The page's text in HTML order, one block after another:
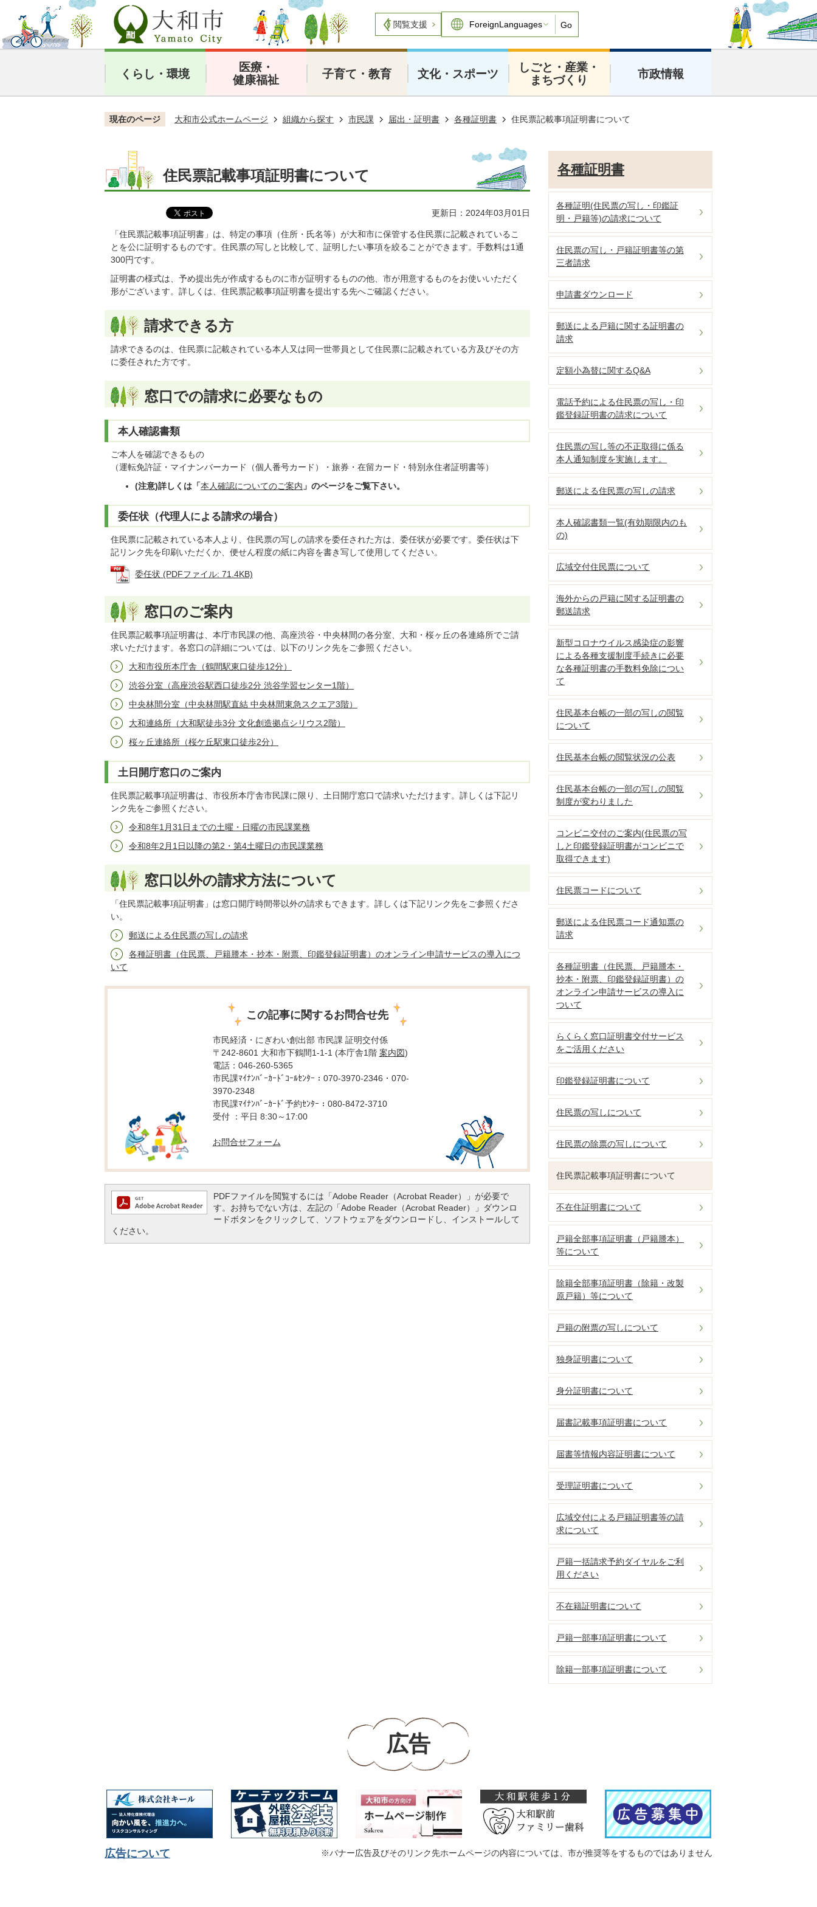
閲覧支援 Go
くらし・環境
医療・
健康福祉
子育て・教育 文化・スポーツ
しごと・産業・
まちづくり
市政情報
現在のページ 大和市公式ホームページ 組織から探す 市民課 届出・証明書 各種証明書 住民票記載事項証明書について
住民票記載事項証明書について
更新日：2024年03月01日
「住民票記載事項証明書」は、特定の事項（住所・氏名等）が大和市に保管する住民票に記載されているこ
とを公に証明するものです。住民票の写しと比較して、証明したい事項を絞ることができます。手数料は1通
300円です。
証明書の様式は、予め提出先が作成するものに市が証明するものの他、市が用意するものをお使いいただく
形がございます。詳しくは、住民票記載事項証明書を提出する先へご確認ください。
請求できる方
請求できるのは、住民票に記載されている本人又は同一世帯員として住民票に記載されている方及びその方
に委任された方です。
窓口での請求に必要なもの
本人確認書類
ご本人を確認できるもの
（運転免許証・マイナンバーカード（個人番号カード）・旅券・在留カード・特別永住者証明書等）
(注意)詳しくは「本人確認についてのご案内 」のページをご覧下さい。
委任状（代理人による請求の場合）
住民票に記載されている本人より、住民票の写しの請求を委任された方は、委任状が必要です。委任状は下
記リンク先を印刷いただくか、便せん程度の紙に内容を書き写して使用してください。
委任状 (PDFファイル: 71.4KB)
窓口のご案内
住民票記載事項証明書は、本庁市民課の他、高座渋谷・中央林間の各分室、大和・桜ヶ丘の各連絡所でご請
求いただけます。各窓口の詳細については、以下のリンク先をご参照ください。
大和市役所本庁舎（鶴間駅東口徒歩12分）
渋谷分室（高座渋谷駅西口徒歩2分 渋谷学習センター1階）
中央林間分室（中央林間駅直結 中央林間東急スクエア3階）
大和連絡所（大和駅徒歩3分 文化創造拠点シリウス2階）
桜ヶ丘連絡所（桜ケ丘駅東口徒歩2分）
土日開庁窓口のご案内
住民票記載事項証明書は、市役所本庁舎市民課に限り、土日開庁窓口で請求いただけます。詳しくは下記リ
ンク先をご参照ください。
令和8年1月31日までの土曜・日曜の市民課業務
令和8年2月1日以降の第2・第4土曜日の市民課業務
窓口以外の請求方法について
「住民票記載事項証明書」は窓口開庁時間帯以外の請求もできます。詳しくは下記リンク先をご参照くださ
い。
郵送による住民票の写しの請求
各種証明書（住民票、戸籍謄本・抄本・附票、印鑑登録証明書）のオンライン申請サービスの導入につ
いて
この記事に関するお問合せ先
市民経済・にぎわい創出部 市民課 証明交付係
〒242-8601 大和市下鶴間1-1-1 (本庁舎1階 案内図)
電話：046-260-5365
市民課ﾏｲﾅﾝﾊﾞｰｶｰﾄﾞｺｰﾙｾﾝﾀｰ：070-3970-2346・070-
3970-2348
市民課ﾏｲﾅﾝﾊﾞｰｶｰﾄﾞ予約ｾﾝﾀｰ：080-8472-3710
受付 ：平日 8:30～17:00
お問合せフォーム
PDFファイルを閲覧するには「Adobe Reader（Acrobat Reader）」が必要で
す。お持ちでない方は、左記の「Adobe Reader（Acrobat Reader）」ダウンロ
ードボタンをクリックして、ソフトウェアをダウンロードし、インストールして
ください。
各種証明書
各種証明(住民票の写し・印鑑証
明・戸籍等)の請求について
住民票の写し・戸籍証明書等の第
三者請求
申請書ダウンロード
郵送による戸籍に関する証明書の
請求
定額小為替に関するQ&A
電話予約による住民票の写し・印
鑑登録証明書の請求について
住民票の写し等の不正取得に係る
本人通知制度を実施します。
郵送による住民票の写しの請求
本人確認書類一覧(有効期限内のも
の)
広域交付住民票について
海外からの戸籍に関する証明書の
郵送請求
新型コロナウイルス感染症の影響
による各種支援制度手続きに必要
な各種証明書の手数料免除につい
て
住民基本台帳の一部の写しの閲覧
について
住民基本台帳の閲覧状況の公表
住民基本台帳の一部の写しの閲覧
制度が変わりました
コンビニ交付のご案内(住民票の写
しと印鑑登録証明書がコンビニで
取得できます)
住民票コードについて
郵送による住民票コード通知票の
請求
各種証明書（住民票、戸籍謄本・
抄本・附票、印鑑登録証明書）の
オンライン申請サービスの導入に
ついて
らくらく窓口証明書交付サービス
をご活用ください
印鑑登録証明書について
住民票の写しについて
住民票の除票の写しについて
住民票記載事項証明書について
不在住証明書について
戸籍全部事項証明書（戸籍謄本）
等について
除籍全部事項証明書（除籍・改製
原戸籍）等について
戸籍の附票の写しについて
独身証明書について
身分証明書について
届書記載事項証明書について
届書等情報内容証明書について
受理証明書について
広域交付による戸籍証明書等の請
求について
戸籍一括請求予約ダイヤルをご利
用ください
不在籍証明書について
戸籍一部事項証明書について
除籍一部事項証明書について
広告
広告について ※バナー広告及びそのリンク先ホームページの内容については、市が推奨等をするものではありません